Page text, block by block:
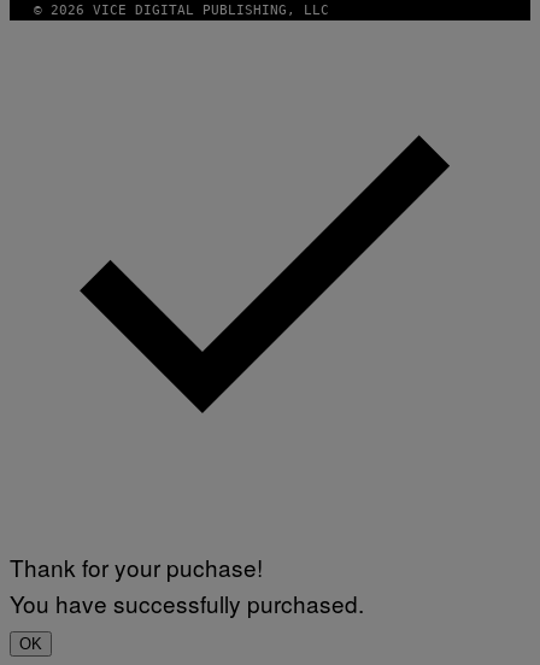
© 2026 VICE DIGITAL PUBLISHING, LLC
Thank for your puchase!
You have successfully purchased.
OK